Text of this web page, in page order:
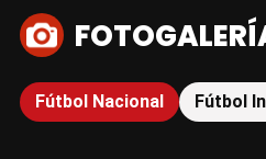
Fútbol Nacional Fútbol